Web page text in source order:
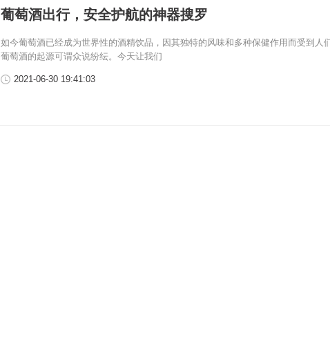
葡萄酒出行，安全护航的神器搜罗
如今葡萄酒已经成为世界性的酒精饮品，因其独特的风味和多种保健作用而受到人
葡萄酒的起源可谓众说纷纭。今天让我们
2021-06-30 19:41:03